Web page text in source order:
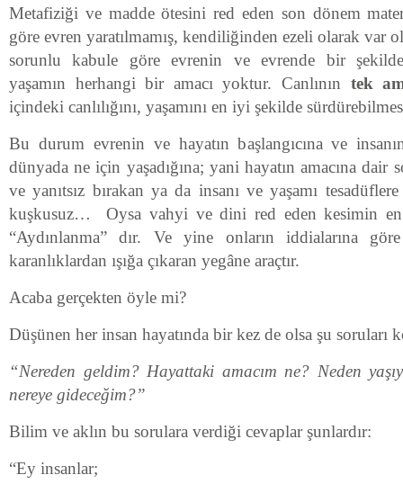
Metafiziği ve madde ötesini red eden son dönem
göre evren yaratılmamış, kendiliğinden ezeli olarak var
sorunlu kabule göre evrenin ve evrende bir
yaşamın herhangi bir amacı yoktur. Canlının tek
içindeki canlılığını, yaşamını en iyi şekilde
Bu durum evrenin ve hayatın başlangıcına ve
dünyada ne için yaşadığına; yani hayatın amacına dair
ve yanıtsız bırakan ya da insanı ve yaşamı
kuşkusuz… Oysa vahyi ve dini red eden kesimin en
“Aydınlanma” dır. Ve yine onların iddialarına
karanlıklardan ışığa çıkaran yegâne araçtır.
Acaba gerçekten öyle mi?
Düşünen her insan hayatında bir kez de olsa şu soruları
“Nereden geldim? Hayattaki amacım ne? Neden
nereye gideceğim?”
Bilim ve aklın bu sorulara verdiği cevaplar şunlardır:
“Ey insanlar;